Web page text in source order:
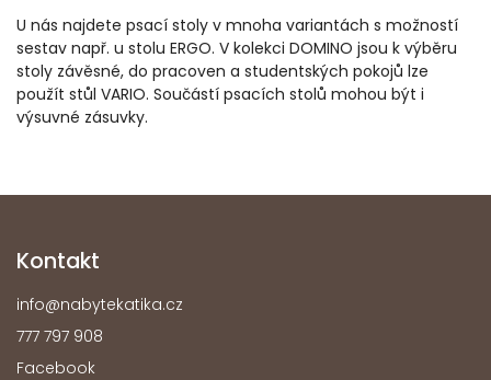
U nás najdete psací stoly v mnoha variantách s možností
sestav např. u stolu ERGO. V kolekci DOMINO jsou k výběru
stoly závěsné, do pracoven a studentských pokojů lze
použít stůl VARIO. Součástí psacích stolů mohou být i
výsuvné zásuvky.
Kontakt
info@nabytekatika.cz
777 797 908
Facebook